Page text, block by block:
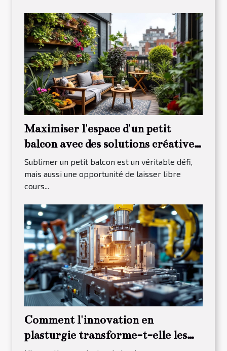
Maximiser l'espace d'un petit
balcon avec des solutions créatives
de paysagisme
Sublimer un petit balcon est un véritable défi,
mais aussi une opportunité de laisser libre
cours...
Comment l'innovation en
plasturgie transforme-t-elle les